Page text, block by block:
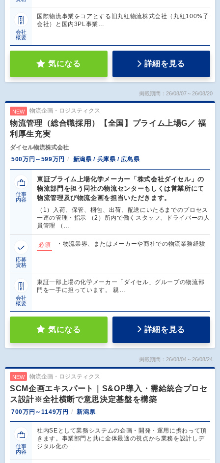
会社
概要
国際物流事業をコアとする旧丸紅物流株式会社（丸紅100%子
会社）と国内3PL事業…
気になる 詳細を見る
掲載期間：26/08/07～26/08/20
NEW 物流企画・ロジスティクス
物流管理（総合職採用）【全国】プライム上場G／ 福
利厚生充実
ダイセル物流株式会社
500万円～599万円
新潟県 / 兵庫県 / 広島県
仕事
内容
東証プライム上場化学メーカー「株式会社ダイセル」の
物流部門を担う同社の物流センターもしくは営業所にて
物流管理及び物流企画を担当いただきます。
（1）入荷、保管、梱包、出荷、配送にいたるまでのプロセス
一連の管理・指示 （2）所内で働くスタッフ、ドライバーの人
員管理 （…
応募
資格
必須 ・物流業界、またはメーカーや商社での物流業務経験
会社
概要
東証一部上場の化学メーカー「ダイセル」グループの物流部
門を一手に担っています。 親…
気になる 詳細を見る
掲載期間：26/08/04～26/08/24
NEW 物流企画・ロジスティクス
SCM企画エキスパート｜S&OP導入・需給統合プロセ
ス設計※全社横断で意思決定基盤を構築
700万円～1149万円 新潟県
仕事
内容
社内SEとして業務システムの企画・開発・運用に携わって頂
きます。事業部門と共に全体最適の視点から業務を設計しデ
ジタル化の…